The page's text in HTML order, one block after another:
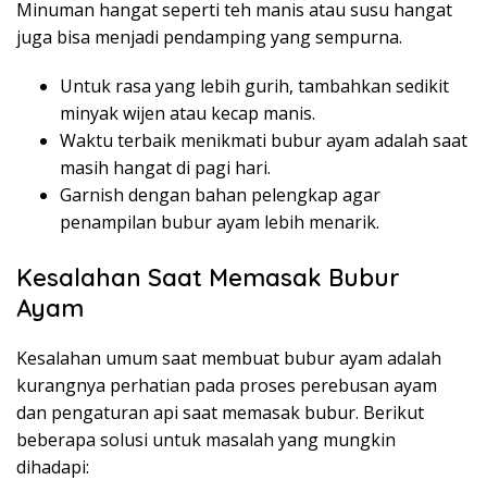
Minuman hangat seperti teh manis atau susu hangat
juga bisa menjadi pendamping yang sempurna.
Untuk rasa yang lebih gurih, tambahkan sedikit
minyak wijen atau kecap manis.
Waktu terbaik menikmati bubur ayam adalah saat
masih hangat di pagi hari.
Garnish dengan bahan pelengkap agar
penampilan bubur ayam lebih menarik.
Kesalahan Saat Memasak Bubur
Ayam
Kesalahan umum saat membuat bubur ayam adalah
kurangnya perhatian pada proses perebusan ayam
dan pengaturan api saat memasak bubur. Berikut
beberapa solusi untuk masalah yang mungkin
dihadapi: